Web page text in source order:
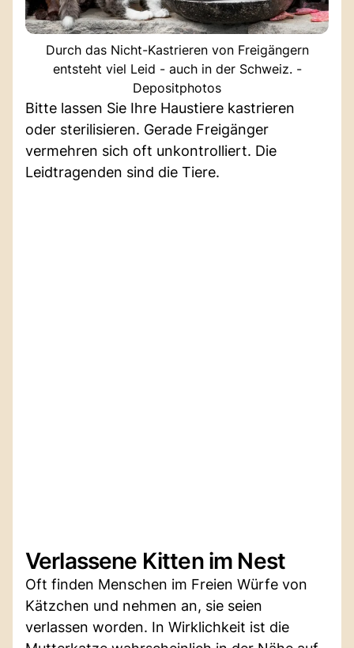
Durch das Nicht-Kastrieren von Freigängern
entsteht viel Leid - auch in der Schweiz. -
Depositphotos
Bitte lassen Sie Ihre Haustiere kastrieren
oder sterilisieren. Gerade Freigänger
vermehren sich oft unkontrolliert. Die
Leidtragenden sind die Tiere.
Verlassene Kitten im Nest
Oft finden Menschen im Freien Würfe von
Kätzchen und nehmen an, sie seien
verlassen worden. In Wirklichkeit ist die